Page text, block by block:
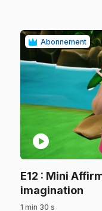
Abonnement
play_circle
E12 : Mini
imagination
1 min 30 s